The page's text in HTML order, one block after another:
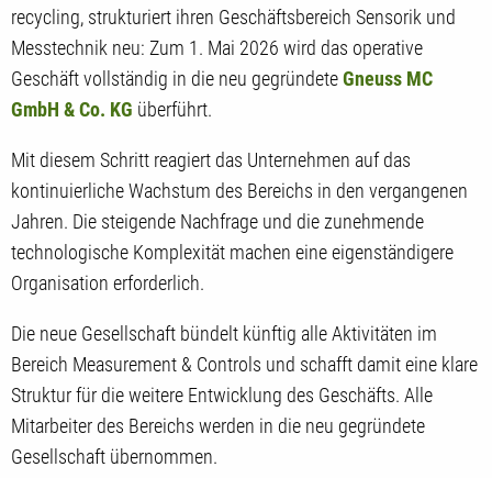
recycling, strukturiert ihren Geschäftsbereich Sensorik und
Messtechnik neu: Zum 1. Mai 2026 wird das operative
Geschäft vollständig in die neu gegründeteGneuss MC
GmbH & Co. KG überführt.
Mit diesem Schritt reagiert das Unternehmen auf das
kontinuierliche Wachstum des Bereichs in den vergangenen
Jahren. Die steigende Nachfrage und die zunehmende
technologische Komplexität machen eine eigenständigere
Organisation erforderlich.
Die neue Gesellschaft bündelt künftig alle Aktivitäten im
Bereich Measurement & Controls und schafft damit eine klare
Struktur für die weitere Entwicklung des Geschäfts. Alle
Mitarbeiter des Bereichs werden in die neu gegründete
Gesellschaft übernommen.